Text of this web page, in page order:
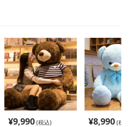
¥9,990(税込)
¥8,990(税